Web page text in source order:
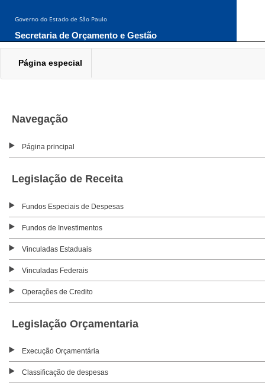
Governo do Estado de São Paulo
Secretaria de Orçamento e Gestão
Página especial
Navegação
Página principal
Legislação de Receita
Fundos Especiais de Despesas
Fundos de Investimentos
Vinculadas Estaduais
Vinculadas Federais
Operações de Credito
Legislação Orçamentaria
Execução Orçamentária
Classificação de despesas